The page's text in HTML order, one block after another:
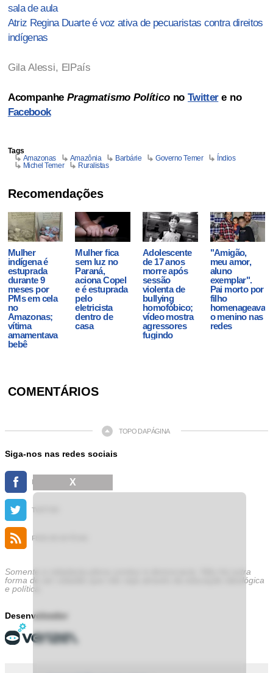
sala de aula
Atriz Regina Duarte é voz ativa de pecuaristas contra direitos
indígenas
Gila Alessi, ElPaís
AcompanhePragmatismo PolíticonoTwittere no
Facebook
Tags
Amazonas
Amazônia Barbárie Governo Temer
Índios
Michel Temer
Ruralistas
Recomendações
Mulher
indígena é
estuprada
durante 9
meses por
PMs em cela
no
Amazonas;
vítima
amamentava
bebê
Mulher fica
sem luz no
Paraná,
aciona Copel
e é estuprada
pelo
eletricista
dentro de
casa
Adolescente
de 17 anos
morre após
sessão
violenta de
bullying
homofóbico;
vídeo mostra
agressores
fugindo
"Amigão,
meu amor,
aluno
exemplar".
Pai morto por
filho
homenageava
o menino nas
redes
COMENTÁRIOS
TOPO DA PÁGINA
Siga-nos nas redes sociais
TWITTER
FEED DE NOTÍCIAS
Somente a cidadania plena conduz à democracia. Não há outra
forma de ser cidadão que não seja através da educação ideológica
e política.
Desenvolvedor
X